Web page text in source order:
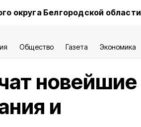
округа Белгородской области
Общество Газета Экономика
новейшие
и